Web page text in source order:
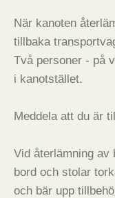
När kanoten
tillbaka
Två personer - på
i kanotstället.
Meddela att du är
Vid återlämning av
bord och stolar
och bär upp